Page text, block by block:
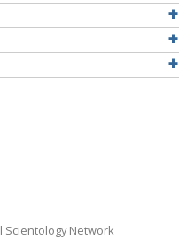
Scientology Network